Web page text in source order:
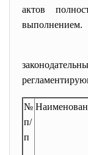
актов
выполнением.
№
п/
п